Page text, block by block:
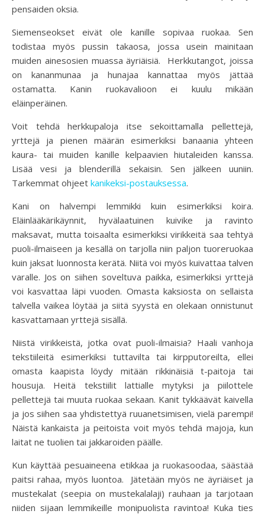
pensaiden oksia.
Siemenseokset eivät ole kanille sopivaa ruokaa. Sen
todistaa myös pussin takaosa, jossa usein mainitaan
muiden ainesosien muassa äyriäisiä. Herkkutangot, joissa
on kananmunaa ja hunajaa kannattaa myös jättää
ostamatta. Kanin ruokavalioon ei kuulu mikään
eläinperäinen.
Voit tehdä herkkupaloja itse sekoittamalla pellettejä,
yrttejä ja pienen määrän esimerkiksi banaania yhteen
kaura- tai muiden kanille kelpaavien hiutaleiden kanssa.
Lisää vesi ja blenderillä sekaisin. Sen jälkeen uuniin.
Tarkemmat ohjeet kanikeksi-postauksessa.
Kani on halvempi lemmikki kuin esimerkiksi koira.
Eläinlääkärikäynnit, hyvälaatuinen kuivike ja ravinto
maksavat, mutta toisaalta esimerkiksi virikkeitä saa tehtyä
puoli-ilmaiseen ja kesällä on tarjolla niin paljon tuoreruokaa
kuin jaksat luonnosta kerätä. Niitä voi myös kuivattaa talven
varalle. Jos on siihen soveltuva paikka, esimerkiksi yrttejä
voi kasvattaa läpi vuoden. Omasta kaksiosta on sellaista
talvella vaikea löytää ja siitä syystä en olekaan onnistunut
kasvattamaan yrttejä sisällä.
Niistä virikkeistä, jotka ovat puoli-ilmaisia? Haali vanhoja
tekstiileitä esimerkiksi tuttavilta tai kirpputoreilta, ellei
omasta kaapista löydy mitään rikkinäisiä t-paitoja tai
housuja. Heitä tekstiilit lattialle mytyksi ja piilottele
pellettejä tai muuta ruokaa sekaan. Kanit tykkäävät kaivella
ja jos siihen saa yhdistettyä ruuanetsimisen, vielä parempi!
Näistä kankaista ja peitoista voit myös tehdä majoja, kun
laitat ne tuolien tai jakkaroiden päälle.
Kun käyttää pesuaineena etikkaa ja ruokasoodaa, säästää
paitsi rahaa, myös luontoa. Jätetään myös ne äyriäiset ja
mustekalat (seepia on mustekalalaji) rauhaan ja tarjotaan
niiden sijaan lemmikeille monipuolista ravintoa! Kuka ties